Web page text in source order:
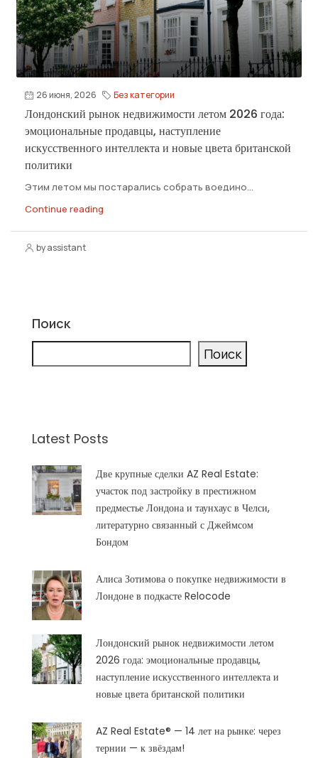
26 июня, 2026 Без категории
Лондонский рынок недвижимости летом 2026 года:
эмоциональные продавцы, наступление
искусственного интеллекта и новые цвета британской
политики
Этим летом мы постарались собрать воедино...
Continue reading
by assistant
Поиск
Поиск
Latest Posts
Две крупные сделки AZ Real Estate:
участок под застройку в престижном
предместье Лондона и таунхаус в Челси,
литературно связанный с Джеймсом
Бондом
Алиса Зотимова о покупке недвижимости в
Лондоне в подкасте Relocode
Лондонский рынок недвижимости летом
2026 года: эмоциональные продавцы,
наступление искусственного интеллекта и
новые цвета британской политики
AZ Real Estate® — 14 лет на рынке: через
тернии — к звёздам!